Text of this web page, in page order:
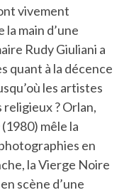
vivement
main d’une
Rudy Giuliani a
quant à la décence
les artistes
? Orlan,
(1980) mêle la
en
la Vierge Noire
scène d’une